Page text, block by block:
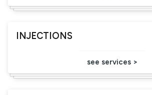
INJECTIONS
see services >